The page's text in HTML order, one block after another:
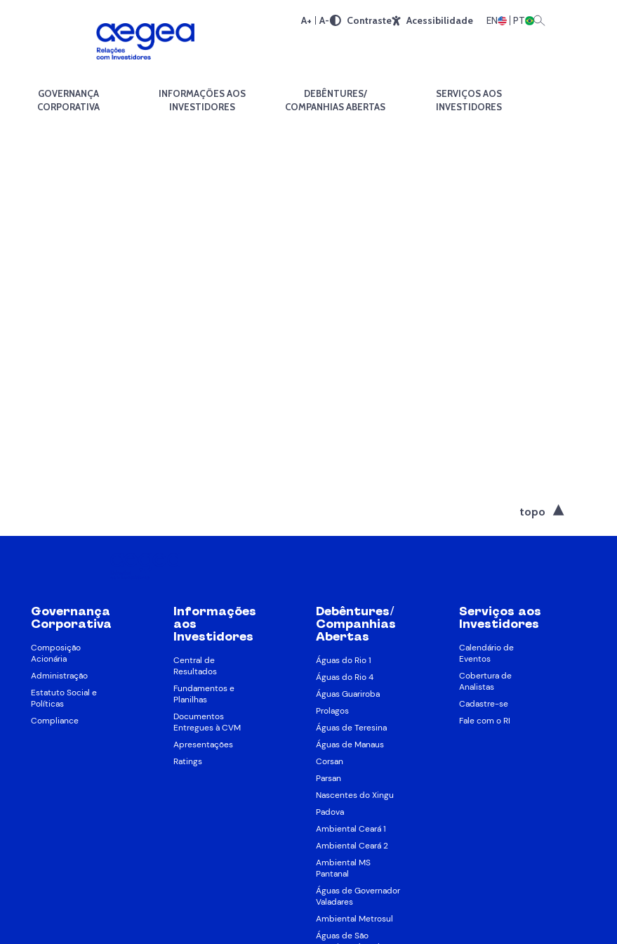
A+ A- Contraste Acessibilidade EN PT
GOVERNANÇA
CORPORATIVA
INFORMAÇÕES AOS
INVESTIDORES
DEBÊNTURES/
COMPANHIAS ABERTAS
SERVIÇOS AOS
INVESTIDORES
topo
Governança
Corporativa
Composição
Acionária
Administração
Estatuto Social e
Políticas
Compliance
Informações
aos
Investidores
Central de
Resultados
Fundamentos e
Planilhas
Documentos
Entregues à CVM
Apresentações
Ratings
Debêntures/
Companhias
Abertas
Águas do Rio 1
Águas do Rio 4
Águas Guariroba
Prolagos
Águas de Teresina
Águas de Manaus
Corsan
Parsan
Nascentes do Xingu
Padova
Ambiental Ceará 1
Ambiental Ceará 2
Ambiental MS
Pantanal
Águas de Governador
Valadares
Ambiental Metrosul
Águas de São
Serviços aos
Investidores
Calendário de
Eventos
Cobertura de
Analistas
Cadastre-se
Fale com o RI